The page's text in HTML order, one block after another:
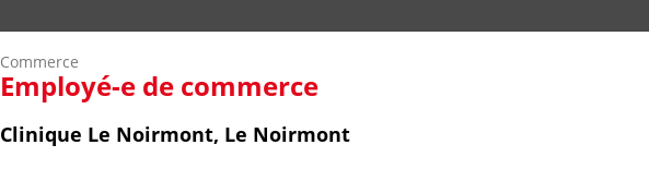
Commerce
Employé-e de commerce
Clinique Le Noirmont, Le Noirmont